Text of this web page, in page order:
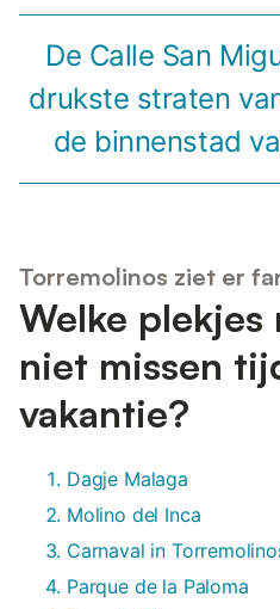
De Calle San
drukste straten
de binnenstad
Torremolinos ziet er
Welke plekjes
niet missen
vakantie?
Dagje Malaga
Molino del Inca
Carnaval in
Parque de la Paloma